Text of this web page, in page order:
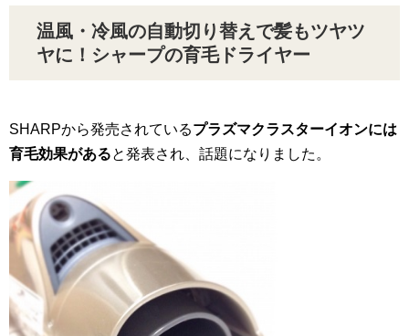
温風・冷風の自動切り替えで髪もツヤツ
ヤに！シャープの育毛ドライヤー
SHARPから発売されているプラズマクラスターイオンには
育毛効果があると発表され、話題になりました。